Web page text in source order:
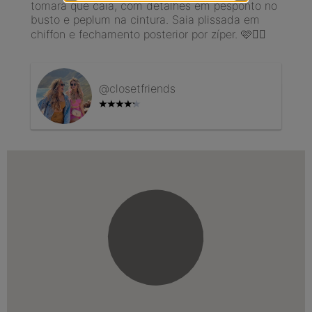
tomara que caia, com detalhes em pesponto no
busto e peplum na cintura. Saia plissada em
chiffon e fechamento posterior por zíper. 🩷😮‍💨
@closetfriends